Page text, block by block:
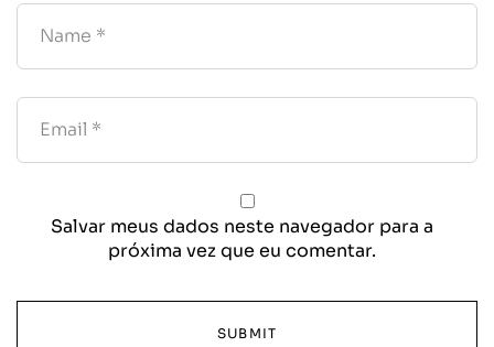
Salvar meus dados neste navegador para a
próxima vez que eu comentar.